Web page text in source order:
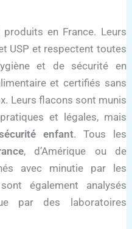
produits en France. Leurs
USP et respectent toutes
et de sécurité en
et certifiés sans
Leurs flacons sont munis
et légales, mais
enfant. Tous les
, d’Amérique ou de
avec minutie par les
également analysés
par des laboratoires